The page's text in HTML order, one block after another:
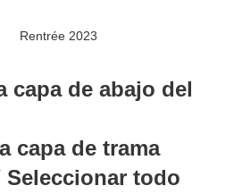
capa de abajo del
capa de trama
Seleccionar todo